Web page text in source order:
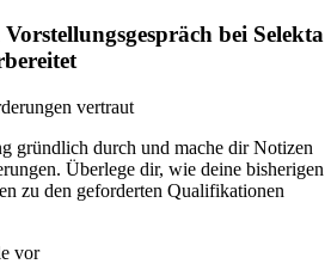
bei Selekta
vertraut
gründlich durch und mache dir Notizen
Überlege dir, wie deine bisherigen
zu den geforderten Qualifikationen
vor